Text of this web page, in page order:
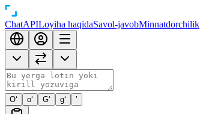
ChatAPILoyiha haqidaSavol-javobMinnatdorchilik
O‘ o‘ G‘ g‘ ’